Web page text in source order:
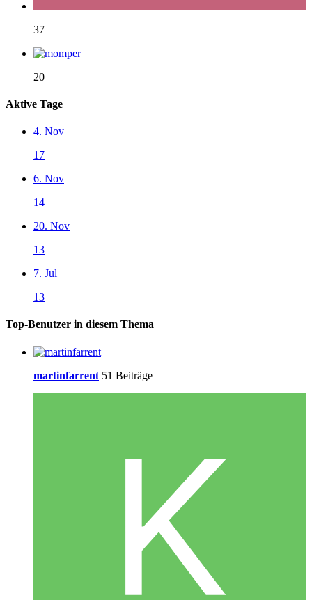
37
20
Aktive Tage
4. Nov
17
6. Nov
14
20. Nov
13
7. Jul
13
Top-Benutzer in diesem Thema
martinfarrent 51 Beiträge